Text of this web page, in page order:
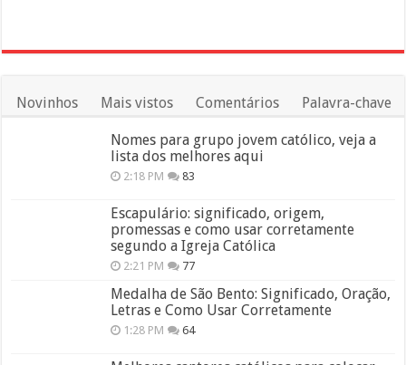
Novinhos Mais vistos Comentários Palavra-chave
Nomes para grupo jovem católico, veja a
lista dos melhores aqui
2:18 PM 83
Escapulário: significado, origem,
promessas e como usar corretamente
segundo a Igreja Católica
2:21 PM 77
Medalha de São Bento: Significado, Oração,
Letras e Como Usar Corretamente
1:28 PM 64